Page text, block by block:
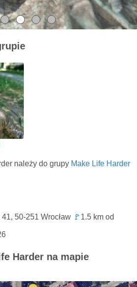
należy do grupy Make Life Harder
50-251 Wrocław 🚩 1.5 km od
Harder na mapie